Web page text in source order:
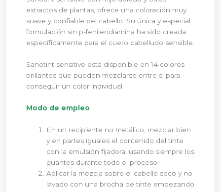
extractos de plantas, ofrece una coloración muy
suave y confiable del cabello. Su única y especial
formulación sin p-fenilendiamina ha sido creada
específicamente para el cuero cabelludo sensible.
Sanotint sensitive está disponible en 14 colores
brillantes que pueden mezclarse entre sí para
conseguir un color individual.
Modo de empleo
En un recipiente no metálico, mezclar bien
y en partes iguales el contenido del tinte
con la emulsión fijadora, usando siempre los
guantes durante todo el proceso.
Aplicar la mezcla sobre el cabello seco y no
lavado con una brocha de tinte empezando